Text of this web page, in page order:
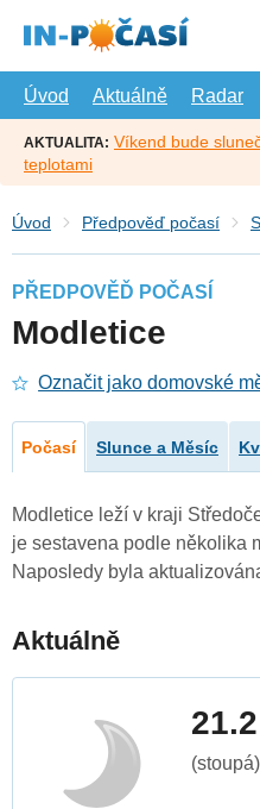
hlavní
Úvod
Aktuálně Radar
AKTUALITA: Víkend bude
teplotami
Úvod Předpověď počasí
PŘEDPOVĚĎ POČASÍ
Modletice
Označit jako domovské
Počasí Slunce a Měsíc
Modletice leží v kraji
je sestavena podle několika
Naposledy byla
Aktuálně
(stoupá)